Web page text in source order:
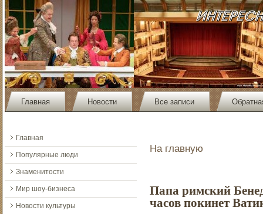
Главная Новости Все записи
Главная
Популярные люди
Знаменитости
Мир шоу-бизнеса
Новости культуры
На главную
Папа римский
часов покинет